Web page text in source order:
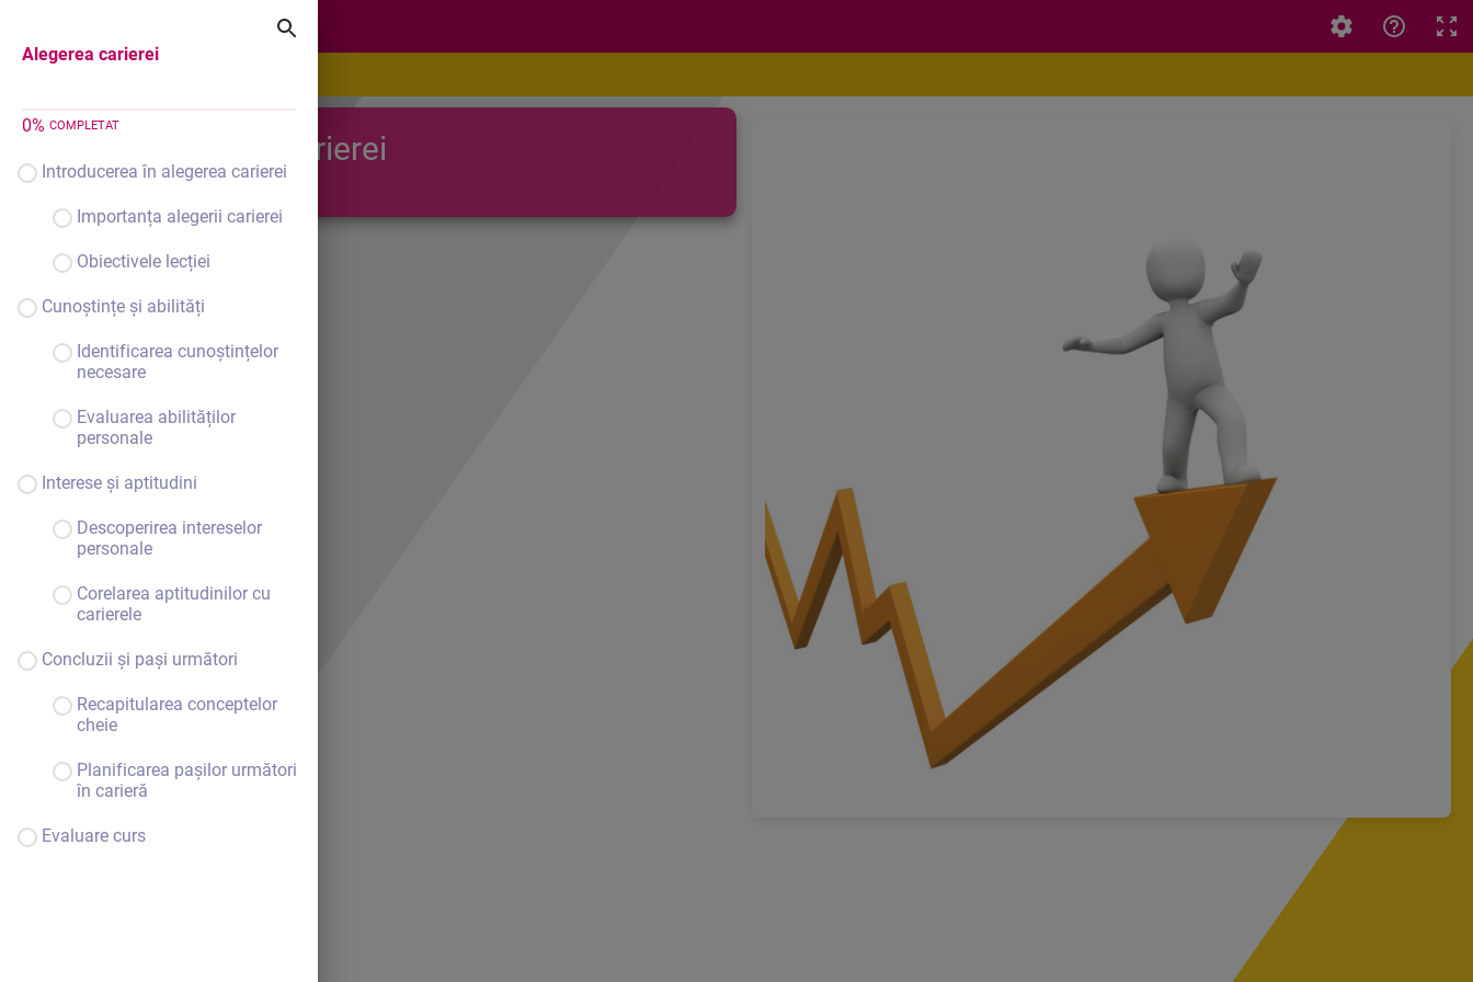
Alegerea carierei
0% COMPLETAT
Introducerea în alegerea carierei
Importanța alegerii carierei
Obiectivele lecției
Cunoștințe și abilități
Identificarea cunoștințelor
necesare
Evaluarea abilităților
personale
Interese și aptitudini
Descoperirea intereselor
personale
Corelarea aptitudinilor cu
carierele
Concluzii și pași următori
Recapitularea conceptelor
cheie
Planificarea pașilor următori
în carieră
Evaluare curs
Alegerea carierei